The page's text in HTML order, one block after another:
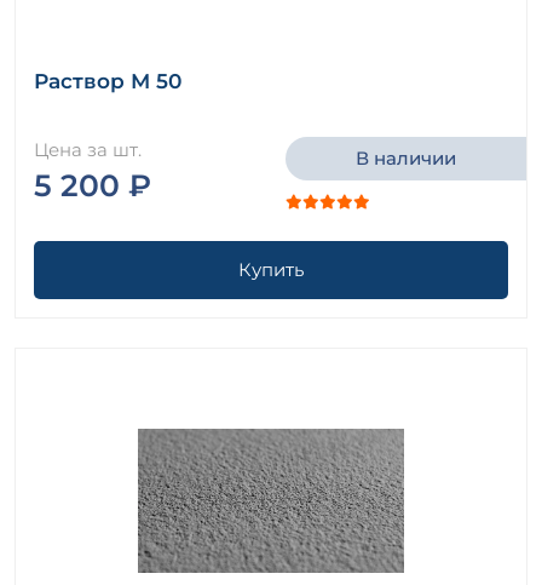
Раствор М 50
Цена за шт.
5 200 ₽
В наличии
Купить